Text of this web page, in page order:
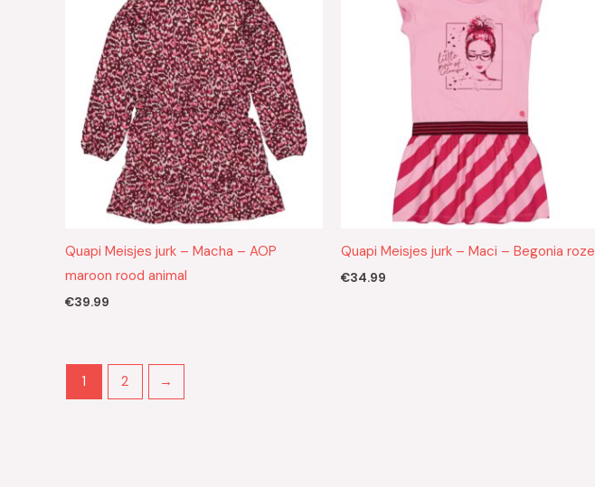
Quapi Meisjes jurk – Macha – AOP
maroon rood animal
€39.99
Quapi Meisjes jurk – Maci – Begonia roze
€34.99
1 2 →